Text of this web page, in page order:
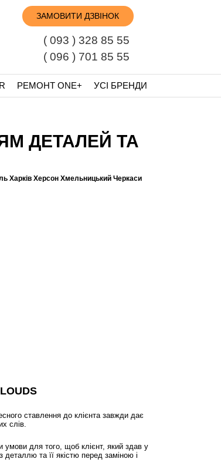
ЗАМОВИТИ ДЗВІНОК
( 093 ) 328 85 55
( 096 ) 701 85 55
РЕМОНТ ONE+ УСІ БРЕНДИ
ДЕТАЛЕЙ ТА
Харків Херсон Хмельницький Черкаси
ставлення до клієнта завжди дає
слів.
умови для того, щоб клієнт, який здав у
та її якістю перед заміною і